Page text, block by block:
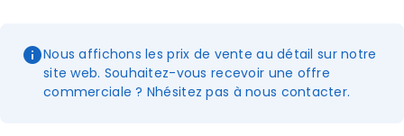
Nous affichons les prix de vente au détail sur notre
site web. Souhaitez-vous recevoir une offre
commerciale ? Nhésitez pas à nous contacter.